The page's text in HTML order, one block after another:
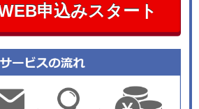
申込みスタート